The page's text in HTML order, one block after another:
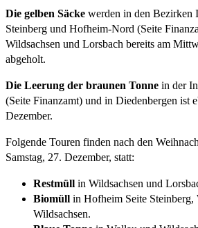
Die gelben Säcke werden in den Bezirken
Steinberg und Hofheim-Nord (Seite
Wildsachsen und Lorsbach bereits am
abgeholt.
Die Leerung der braunen Tonne in der
(Seite Finanzamt) und in Diedenbergen ist
Dezember.
Folgende Touren finden nach den
Samstag, 27. Dezember, statt:
Restmüll in Wildsachsen und
Biomüll in Hofheim Seite Steinberg,
Wildsachsen.